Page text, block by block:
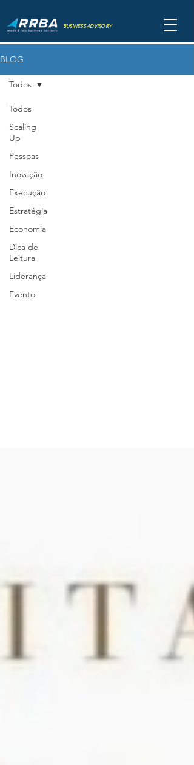
BUSINESS ADVISORY
BLOG
Todos
Scaling
Up
Pessoas
Inovação
Execução
Estratégia
Economia
Dica de
Leitura
Liderança
Evento
Todos